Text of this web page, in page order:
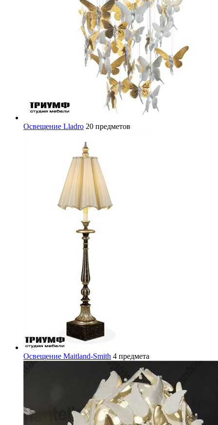
Освещение Lladro 20 предметов
Освещение Maitland-Smith 4 предмета